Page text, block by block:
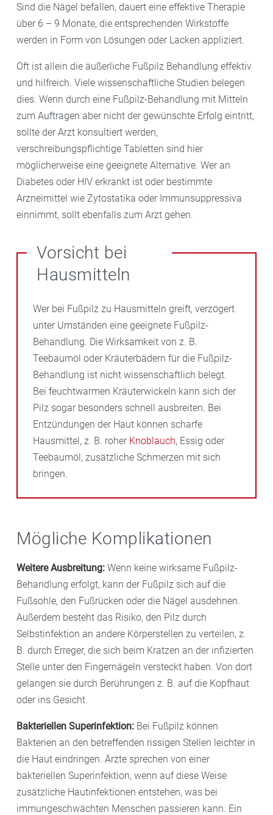
Sind die Nägel befallen, dauert eine effektive Therapie
über 6 – 9 Monate, die entsprechenden Wirkstoffe
werden in Form von Lösungen oder Lacken appliziert.
Oft ist allein die äußerliche Fußpilz Behandlung effektiv
und hilfreich. Viele wissenschaftliche Studien belegen
dies. Wenn durch eine Fußpilz-Behandlung mit Mitteln
zum Auftragen aber nicht der gewünschte Erfolg eintritt,
sollte der Arzt konsultiert werden,
verschreibungspflichtige Tabletten sind hier
möglicherweise eine geeignete Alternative. Wer an
Diabetes oder HIV erkrankt ist oder bestimmte
Arzneimittel wie Zytostatika oder Immunsuppressiva
einnimmt, sollt ebenfalls zum Arzt gehen.
Vorsicht bei
Hausmitteln
Wer bei Fußpilz zu Hausmitteln greift, verzögert
unter Umständen eine geeignete Fußpilz-
Behandlung. Die Wirksamkeit von z. B.
Teebaumöl oder Kräuterbädern für die Fußpilz-
Behandlung ist nicht wissenschaftlich belegt.
Bei feuchtwarmen Kräuterwickeln kann sich der
Pilz sogar besonders schnell ausbreiten. Bei
Entzündungen der Haut können scharfe
Hausmittel, z. B. roher Knoblauch, Essig oder
Teebaumöl, zusätzliche Schmerzen mit sich
bringen.
Mögliche Komplikationen
Weitere Ausbreitung: Wenn keine wirksame Fußpilz-
Behandlung erfolgt, kann der Fußpilz sich auf die
Fußsohle, den Fußrücken oder die Nägel ausdehnen.
Außerdem besteht das Risiko, den Pilz durch
Selbstinfektion an andere Körperstellen zu verteilen, z.
B. durch Erreger, die sich beim Kratzen an der infizierten
Stelle unter den Fingernägeln versteckt haben. Von dort
gelangen sie durch Berührungen z. B. auf die Kopfhaut
oder ins Gesicht.
Bakteriellen Superinfektion: Bei Fußpilz können
Bakterien an den betreffenden rissigen Stellen leichter in
die Haut eindringen. Ärzte sprechen von einer
bakteriellen Superinfektion, wenn auf diese Weise
zusätzliche Hautinfektionen entstehen, was bei
immungeschwächten Menschen passieren kann. Ein